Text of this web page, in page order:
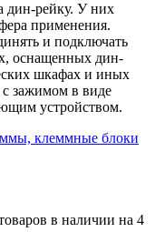
дин-рейку. У них
применения.
и подключать
оснащенных дин-
шкафах и иных
с зажимом в виде
устройством.
клеммные блоки
в наличии на 4